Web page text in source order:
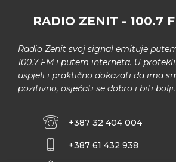
RADIO ZENIT - 100.7
Radio Zenit svoj signal emituje
100.7 FM i putem interneta. U
uspjeli i praktično dokazati da ima
pozitivno, osjećati se dobro i biti bolji.
+387 32 404 004
+387 61 432 938